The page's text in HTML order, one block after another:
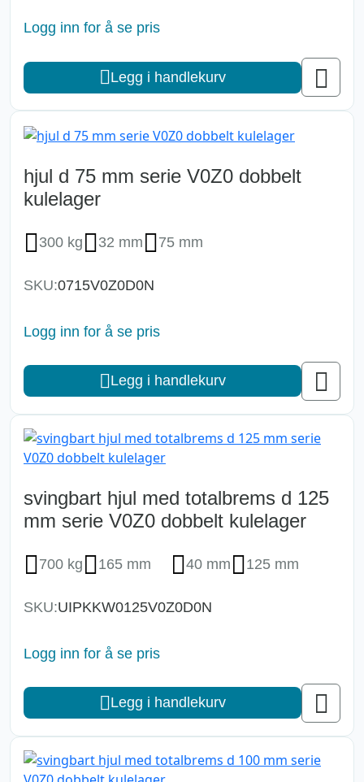
Logg inn for å se pris
Legg i handlekurv
hjul d 75 mm serie V0Z0 dobbelt
kulelager
300 kg 32 mm 75 mm
SKU:0715V0Z0D0N
Logg inn for å se pris
Legg i handlekurv
svingbart hjul med totalbrems d 125
mm serie V0Z0 dobbelt kulelager
700 kg 165 mm 40 mm 125 mm
SKU:UIPKKW0125V0Z0D0N
Logg inn for å se pris
Legg i handlekurv